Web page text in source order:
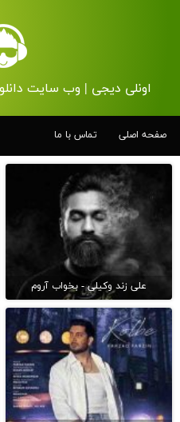
اونلی دیجی | وب سایت
صفحه اصلی تماس با ما
علی زند وکیلی - بخواب آروم